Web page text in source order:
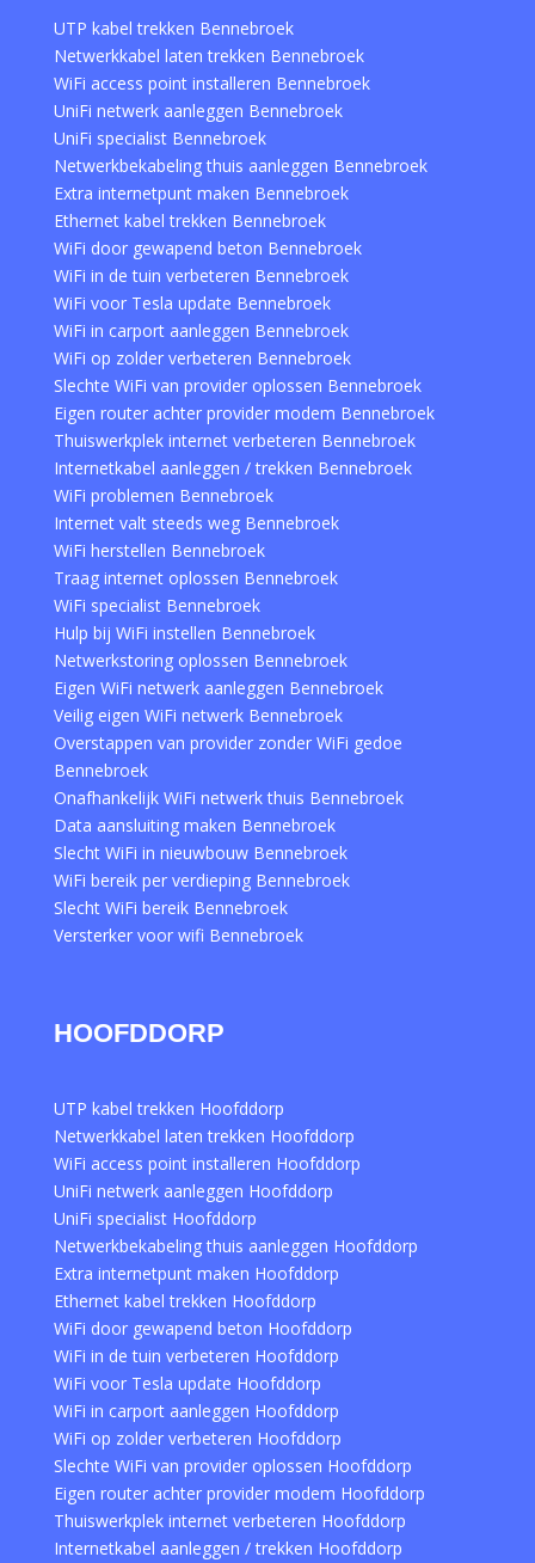
UTP kabel trekken Bennebroek
Netwerkkabel laten trekken Bennebroek
WiFi access point installeren Bennebroek
UniFi netwerk aanleggen Bennebroek
UniFi specialist Bennebroek
Netwerkbekabeling thuis aanleggen Bennebroek
Extra internetpunt maken Bennebroek
Ethernet kabel trekken Bennebroek
WiFi door gewapend beton Bennebroek
WiFi in de tuin verbeteren Bennebroek
WiFi voor Tesla update Bennebroek
WiFi in carport aanleggen Bennebroek
WiFi op zolder verbeteren Bennebroek
Slechte WiFi van provider oplossen Bennebroek
Eigen router achter provider modem Bennebroek
Thuiswerkplek internet verbeteren Bennebroek
Internetkabel aanleggen / trekken Bennebroek
WiFi problemen Bennebroek
Internet valt steeds weg Bennebroek
WiFi herstellen Bennebroek
Traag internet oplossen Bennebroek
WiFi specialist Bennebroek
Hulp bij WiFi instellen Bennebroek
Netwerkstoring oplossen Bennebroek
Eigen WiFi netwerk aanleggen Bennebroek
Veilig eigen WiFi netwerk Bennebroek
Overstappen van provider zonder WiFi gedoe
Bennebroek
Onafhankelijk WiFi netwerk thuis Bennebroek
Data aansluiting maken Bennebroek
Slecht WiFi in nieuwbouw Bennebroek
WiFi bereik per verdieping Bennebroek
Slecht WiFi bereik Bennebroek
Versterker voor wifi Bennebroek
HOOFDDORP
UTP kabel trekken Hoofddorp
Netwerkkabel laten trekken Hoofddorp
WiFi access point installeren Hoofddorp
UniFi netwerk aanleggen Hoofddorp
UniFi specialist Hoofddorp
Netwerkbekabeling thuis aanleggen Hoofddorp
Extra internetpunt maken Hoofddorp
Ethernet kabel trekken Hoofddorp
WiFi door gewapend beton Hoofddorp
WiFi in de tuin verbeteren Hoofddorp
WiFi voor Tesla update Hoofddorp
WiFi in carport aanleggen Hoofddorp
WiFi op zolder verbeteren Hoofddorp
Slechte WiFi van provider oplossen Hoofddorp
Eigen router achter provider modem Hoofddorp
Thuiswerkplek internet verbeteren Hoofddorp
Internetkabel aanleggen / trekken Hoofddorp